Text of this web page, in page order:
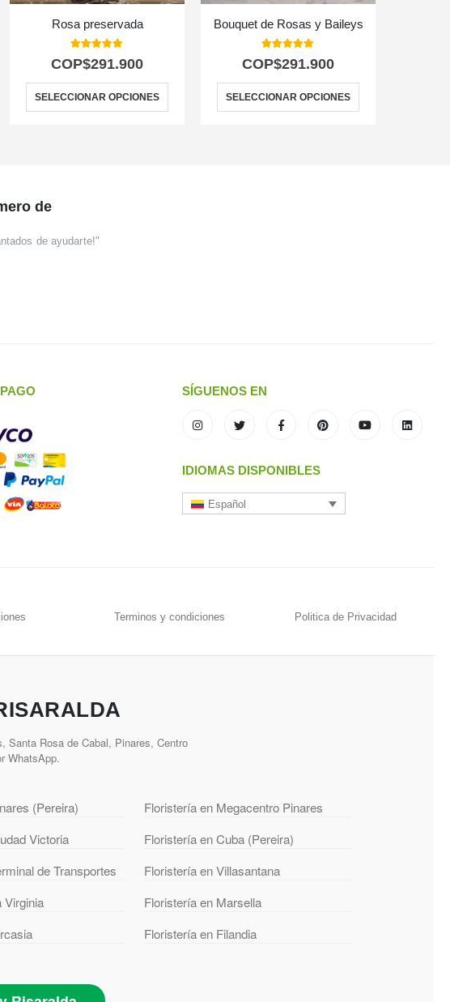
Rosa preservada
5.00
COP$291.900
SELECCIONAR OPCIONES
Bouquet de Rosas y Baileys
5.00
COP$291.900
SELECCIONAR OPCIONES
de
de ayudarte!"
SÍGUENOS EN
IDIOMAS DISPONIBLES
Español
Terminos y condiciones Politica de Privacidad
Santa Rosa de Cabal, Pinares, Centro
WhatsApp.
(Pereira)
Floristería en Megacentro Pinares
Victoria
Floristería en Cuba (Pereira)
de Transportes
Floristería en Villasantana
Virginia
Floristería en Marsella
Floristería en Filandia